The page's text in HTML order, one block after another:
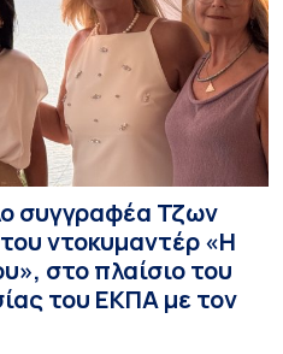
συγγραφέα Τζων
ντοκυμαντέρ «Η
στο πλαίσιο του
του ΕΚΠΑ με τον